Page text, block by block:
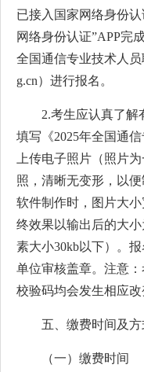
已接入国家网络身份
网络身份认证”APP完
全国通信专业技术人
g.cn）进行报名。
2.考生应认真了
填写《2025年全国通
上传电子照片（照片
照，清晰无变形，以
软件制作时，图片大
终效果以输出后的大
素大小30kb以下）。
单位审核盖章。注意
校验码均会发生相应改
五、缴费时间及方
（一）缴费时间